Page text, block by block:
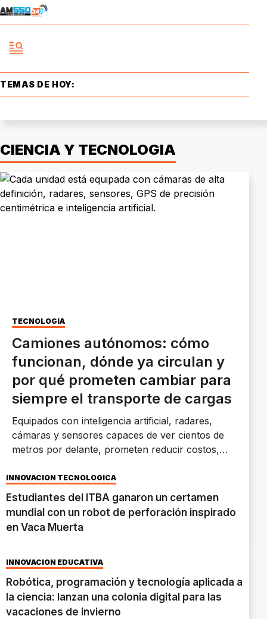
TEMAS DE HOY:
CIENCIA Y TECNOLOGIA
TECNOLOGÍA
Camiones autónomos: cómo
funcionan, dónde ya circulan y
por qué prometen cambiar para
siempre el transporte de cargas
Equipados con inteligencia artificial, radares,
cámaras y sensores capaces de ver cientos de
metros por delante, prometen reducir costos,
INNOVACIÓN TECNOLÓGICA
Estudiantes del ITBA ganaron un certamen
mundial con un robot de perforación inspirado
en Vaca Muerta
INNOVACIÓN EDUCATIVA
Robótica, programación y tecnología aplicada a
la ciencia: lanzan una colonia digital para las
vacaciones de invierno